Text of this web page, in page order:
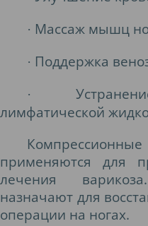
· Массаж мышц
· Поддержка
·
лимфатической
применяются для
лечения
назначают для
операции на ногах.